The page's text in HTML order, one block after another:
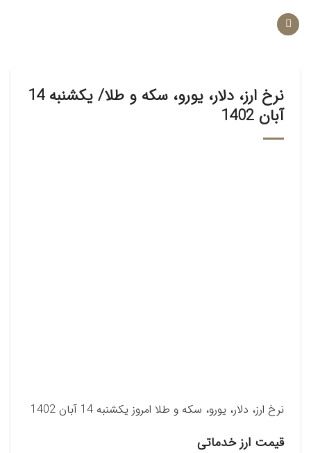
نرخ ارز، دلار، یورو، سکه و طلا/ یکشنبه 14
آبان 1402
نرخ ارز، دلار، یورو، سکه و طلا امروز یکشنبه 14 آبان 1402
قیمت ارز خدماتی